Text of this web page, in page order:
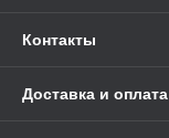
Контакты
Доставка и оплата